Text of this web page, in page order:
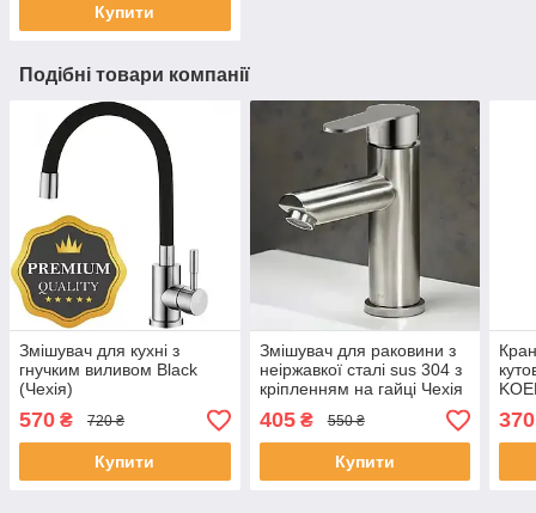
Купити
Подібні товари компанії
Змішувач для кухні з
гнучким виливом Black
(Чехія)
570 ₴ 720 ₴
Купити
Змішувач для раковини з
неіржавкої сталі sus 304 з
кріпленням на гайці Чехія
405₴ 550 ₴
Купити
370